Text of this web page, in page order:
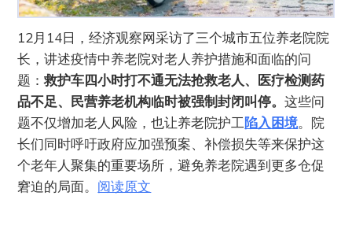
‌12月14日，经济观察网采访了三个城市五位养老院院
长，讲述疫情中养老院对老人养护措施和面临的问
题：救护车四小时打不通无法抢救老人、医疗检测药
品不足、民营养老机构临时被强制封闭叫停。这些问
题不仅增加老人风险，也让养老院护工陷入困境。院
长们同时呼吁政府应加强预案、补偿损失等来保护这
个老年人聚集的重要场所，避免养老院遇到更多仓促
窘迫的局面。 阅读原文